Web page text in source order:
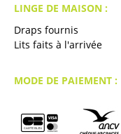
LINGE DE MAISON :
Draps fournis
Lits faits à l'arrivée
MODE DE PAIEMENT :